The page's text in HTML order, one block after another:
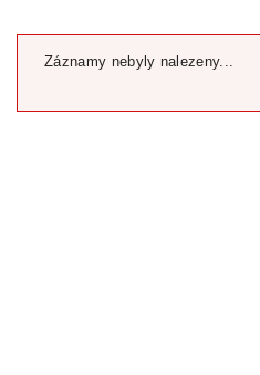
Záznamy nebyly nalezeny...